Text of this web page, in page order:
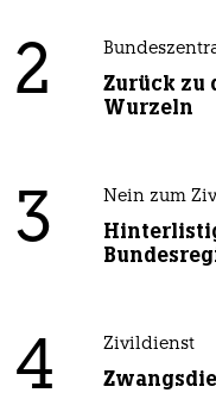
2
Zurück zu
Wurzeln
3 Nein zum
4 Zivildienst